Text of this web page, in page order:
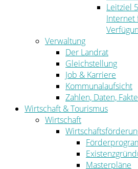
Leitziel
Internet
Verwaltung
Der Landrat
Gleichstellung
Job & Karriere
Kommunalaufsicht
Zahlen, Daten,
Wirtschaft & Tourismus
Wirtschaft
Masterpläne